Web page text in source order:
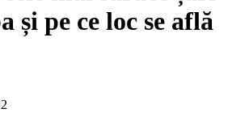
și pe ce loc se află